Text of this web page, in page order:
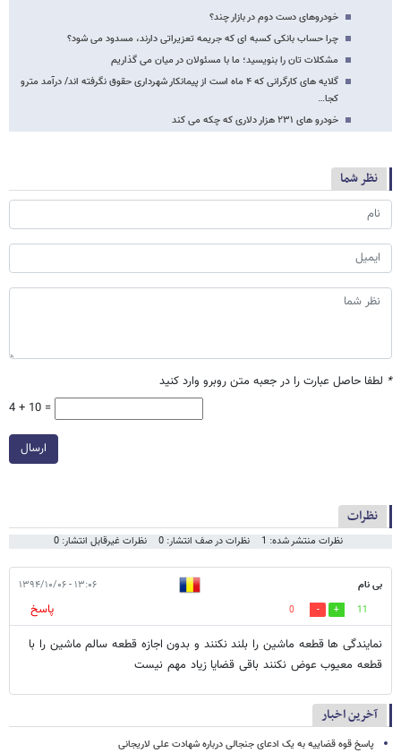
خودروهای دست دوم در بازار چند؟
چرا حساب بانکی کسبه ای که جریمه تعزیراتی دارند، مسدود می شود؟
مشکلات تان را بنویسید؛ ما با مسئولان در میان می گذاریم
گلایه های کارگرانی که ۴ ماه است از پیمانکار شهرداری حقوق نگرفته اند/ درآمد مترو
کجا…
خودرو های ۲۳۱ هزار دلاری که چکه می کند
نظر شما
* لطفا حاصل عبارت را در جعبه متن روبرو وارد کنید
4 + 10 =
ارسال
نظرات
نظرات منتشر شده: 1 نظرات در صف انتشار: 0 نظرات غیرقابل انتشار: 0
بی نام ۱۳:۰۶ - ۱۳۹۴/۱۰/۰۶
11
0
پاسخ
نمایندگی ها قطعه ماشین را بلند نکنند و بدون اجازه قطعه سالم ماشین را با
قطعه معیوب عوض نکنند باقی قضایا زیاد مهم نیست
آخرین اخبار
پاسخ قوه قضاییه به یک ادعای جنجالی درباره شهادت علی لاریجانی